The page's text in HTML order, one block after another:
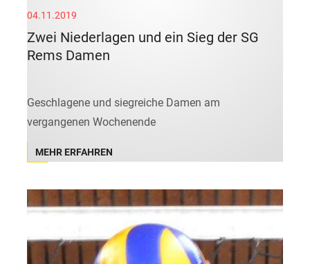
04.11.2019
Zwei Niederlagen und ein Sieg der SG
Rems Damen
Geschlagene und siegreiche Damen am
vergangenen Wochenende
MEHR ERFAHREN